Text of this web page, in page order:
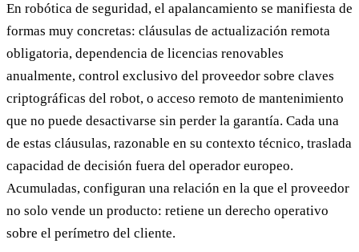
En robótica de seguridad, el apalancamiento se manifiesta de
formas muy concretas: cláusulas de actualización remota
obligatoria, dependencia de licencias renovables
anualmente, control exclusivo del proveedor sobre claves
criptográficas del robot, o acceso remoto de mantenimiento
que no puede desactivarse sin perder la garantía. Cada una
de estas cláusulas, razonable en su contexto técnico, traslada
capacidad de decisión fuera del operador europeo.
Acumuladas, configuran una relación en la que el proveedor
no solo vende un producto: retiene un derecho operativo
sobre el perímetro del cliente.